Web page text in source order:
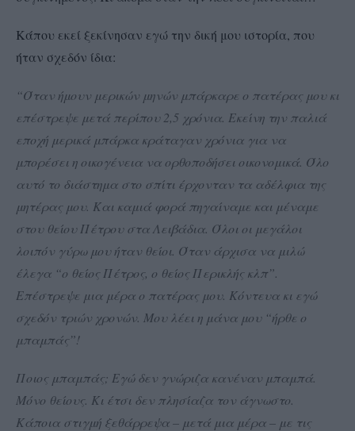
Κάπου εκεί ξεκίνησαν εγώ την δική μου ιστορία, που
ήταν σχεδόν ίδια:
“Όταν ήμουν μερικών μηνών μπάρκαρε ο πατέρας μου κι
επέστρεψε μετά περίπου 2,5 χρόνια. Εκείνη την παλιά
εποχή μερικά μπάρκα κράταγαν χρόνια για να
μπορέσει η οικογένεια να ορθοποδήσει οικονομικά. Όλο
αυτό το διάστημα στο σπίτι έρχονταν τα αδέλφια της
μητέρας μου. Και καμιά φορά πηγαίναμε και μέναμε
στου θείου Πέτρου στα Λειβάδια. Όλοι οι μεγάλοι
λοιπόν γύρω μου ήταν θείοι. Όταν άρχισα να μιλώ
έλεγα “ο θείος Πέτρος, ο θείος Περικλής κλπ”.
Επέστρεψε μια μέρα ο πατέρας μου. Κόντευα κι εγώ
σχεδόν τριών χρονών. Μου λέει η μάνα μου “ήρθε ο
μπαμπάς”!
Ποιος μπαμπάς; Εγώ δεν γνώριζα κανέναν μπαμπά.
Μόνο θείους. Κι έτσι δεν πλησίαζα τον άγνωστο.
Κάποια στιγμή ξεθάρρεψα – μετά μια μέρα – με τις